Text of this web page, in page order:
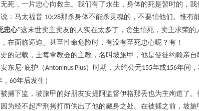
死，一片忠心向救主。我们有了永生，身体的死是暂时的，
： 马太福音 10:28那杀身体不能杀灵魂的，不要怕他们。惟有
忠心”这末世卖主卖友的人实在太多了，贪生怕死，卖主求荣的
在面临逼迫、甚至性命危险时，有没有至死忠心呢？有！
的记载，士每拿教会的主教，名叫坡旅甲，他是使徒约翰亲自
东尼·庇护（Antoninus Pius）时期，大约公元155年或156年间
60年后发生）
捕下监，坡旅甲的好朋友安提阿监督伊格那丢也为主殉道了
为经不起严刑拷打而供出了他的藏身之处。在被捕之前，坡